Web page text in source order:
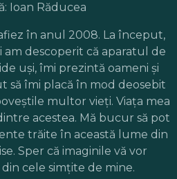
Ioan Răducea
în anul 2008. La început,
am descoperit că aparatul de
uşi, îmi prezintă oameni şi
să îmi placă în mod deosebit
multor vieţi. Viaţa mea
acestea. Mă bucur să pot
trăite în această lume din
Sper că imaginile vă vor
cele simţite de mine.